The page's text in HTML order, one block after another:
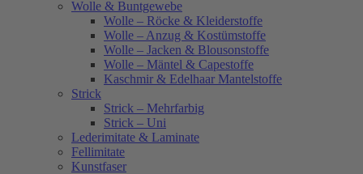
Wolle & Buntgewebe
Wolle – Röcke & Kleiderstoffe
Wolle – Anzug & Kostümstoffe
Wolle – Jacken & Blousonstoffe
Wolle – Mäntel & Capestoffe
Kaschmir & Edelhaar Mantelstoffe
Strick
Strick – Mehrfarbig
Strick – Uni
Lederimitate & Laminate
Fellimitate
Kunstfaser